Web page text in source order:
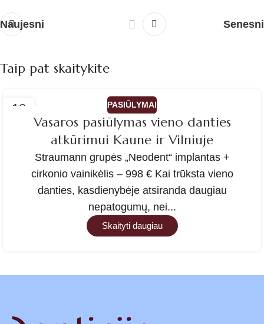
Naujesni Senesni
Taip pat skaitykite
18 PASIŪLYMAI
Vasaros pasiūlymas vieno danties
atkūrimui Kaune ir Vilniuje
Straumann grupės „Neodent“ implantas +
cirkonio vainikėlis – 998 € Kai trūksta vieno
danties, kasdienybėje atsiranda daugiau
nepatogumų, nei...
Skaityti daugiau